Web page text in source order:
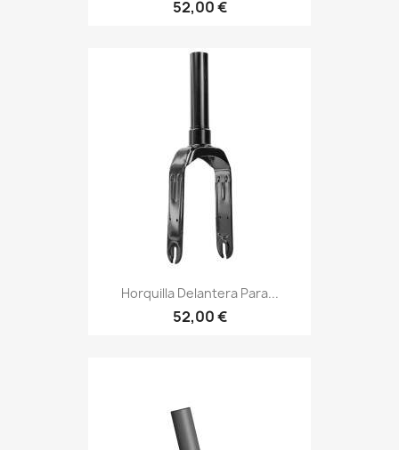
52,00 €
Horquilla Delantera Para...
52,00 €